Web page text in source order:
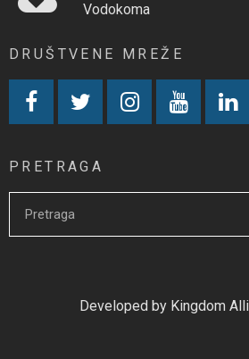
Vodokoma
DRUŠTVENE MREŽE
PRETRAGA
Developed by Kingdom